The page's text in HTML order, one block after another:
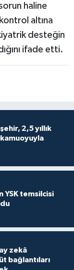
haline
altına
desteğin
ifade etti.
2,5 yıllık
kamuoyuyla
YSK temsilcisi
zekâ
bağlantıları